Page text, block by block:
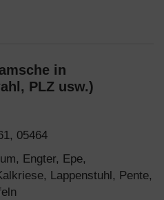
in
PLZ usw.)
05464
Engter, Epe,
Lappenstuhl, Pente,